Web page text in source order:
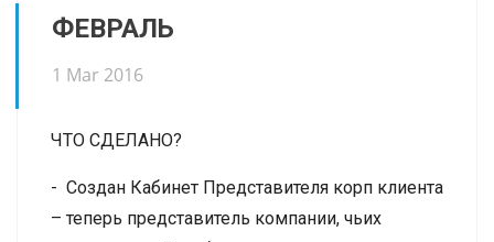
ФЕВРАЛЬ
1 Mar 2016
ЧТО СДЕЛАНО?
- Создан Кабинет Представителя корп клиента
– теперь представитель компании, чьих